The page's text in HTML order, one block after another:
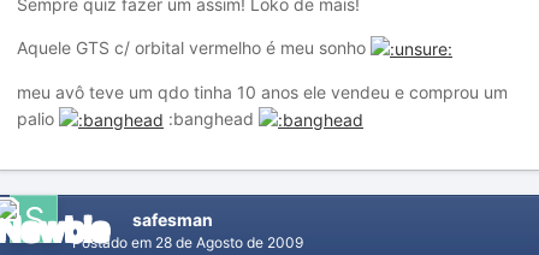
Sempre quiz fazer um assim! Loko de mais!
Aquele GTS c/ orbital vermelho é meu sonho
meu avô teve um qdo tinha 10 anos ele vendeu e comprou um
palio
:banghead
safesman
Postado em 28 de Agosto de 2009